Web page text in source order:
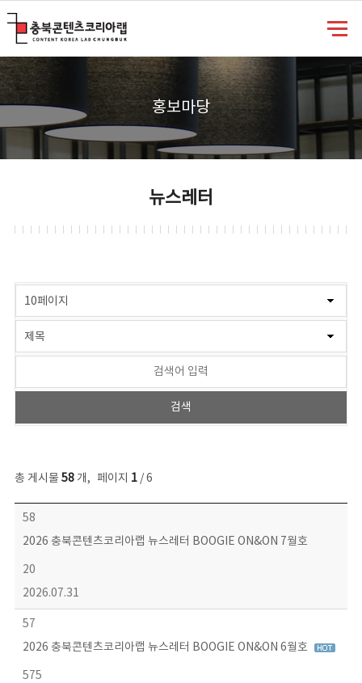
홍보마당
뉴스레터
총 게시물 58개, 페이지 1/ 6
뉴스레터 목록 - 번호, 제목, 작성자, 파일, 조회수, 작성일 정보 제공
58
2026 충북콘텐츠코리아랩 뉴스레터 BOOGIE ON&ON 7월호
20
2026.07.31
57
2026 충북콘텐츠코리아랩 뉴스레터 BOOGIE ON&ON 6월호
575